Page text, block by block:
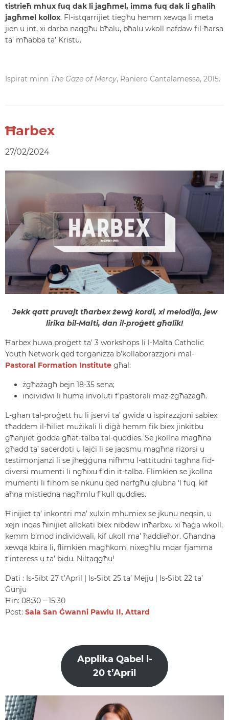
tistrieħ mhux fuq dak li jagħmel, imma fuq dak li għalih
jagħmel kollox. Fl-istqarrijiet tiegħu hemm xewqa li meta
jien u int, xi darba naqgħu bħalu, bħalu wkoll nafdaw fil-ħarsa
ta’ mħabba ta’ Kristu.
Ispirat minn The Gaze of Mercy, Raniero Cantalamessa, 2015.
Ħarbex
27/02/2024
Jekk qatt pruvajt tħarbex żewġ kordi, xi melodija, jew
lirika bil-Malti, dan il-proġett għalik!
Ħarbex huwa proġett ta’ 3 workshops li l-Malta Catholic
Youth Network qed torganizza b’kollaborazzjoni mal-
Pastoral Formation Institute għal:
żgħażagħ bejn 18-35 sena;
individwi li huma involuti f’pastorali maż-żgħażagħ.
L-għan tal-proġett hu li jservi ta’ gwida u ispirazzjoni sabiex
tħaddem il-ħiliet mużikali li diġà hemm fik biex jinkitbu
għanjiet ġodda għat-talba tal-quddies. Se jkollna magħna
għadd ta’ saċerdoti u lajċi li se jaqsmu magħna riżorsi u
testimonjanzi li se jħeġġuna nifhmu l-attitudni tagħna fid-
diversi mumenti li ngħixu f’din it-talba. Flimkien se jkollna
mumenti li fihom se nkunu qed nerfgħu qlubna ‘l fuq, kif
aħna mistiedna nagħmlu f’kull quddies.
Ħinijiet ta’ inkontri ma’ xulxin mhumiex se jkunu neqsin, u
xejn inqas ħinijiet allokati biex nibdew inħarbxu xi ħaġa wkoll,
kemm b’mod individwali, kif ukoll ma’ ħaddieħor. Għandna
xewqa kbira li, flimkien magħkom, nixegħlu mqar fjamma
t’interess u ta’ bidu. Niltaqgħu!
Dati : Is-Sibt 27 t’April | Is-Sibt 25 ta’ Mejju | Is-Sibt 22 ta’
Ġunju
Ħin: 08:30 – 15:30
Post: Sala San Ġwanni Pawlu II, Attard
Applika Qabel l-
20 t’April